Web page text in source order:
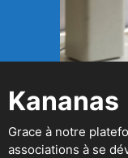
Kananas
Grace à notre
associations à se